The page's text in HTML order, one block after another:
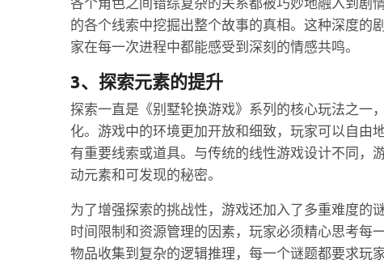
的各个线索中挖掘出整个故事的真相。这种深度的
家在每一次进程中都能感受到深刻的情感共鸣。
3、探索元素的提升
探索一直是《别墅轮换游戏》系列的核心玩法之一
化。游戏中的环境更加开放和细致，玩家可以自由
有重要线索或道具。与传统的线性游戏设计不同，
动元素和可发现的秘密。
为了增强探索的挑战性，游戏还加入了多重难度的
时间限制和资源管理的因素，玩家必须精心思考每
物品收集到复杂的逻辑推理，每一个谜题都要求玩